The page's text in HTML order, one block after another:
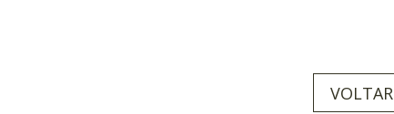
VOLTAR